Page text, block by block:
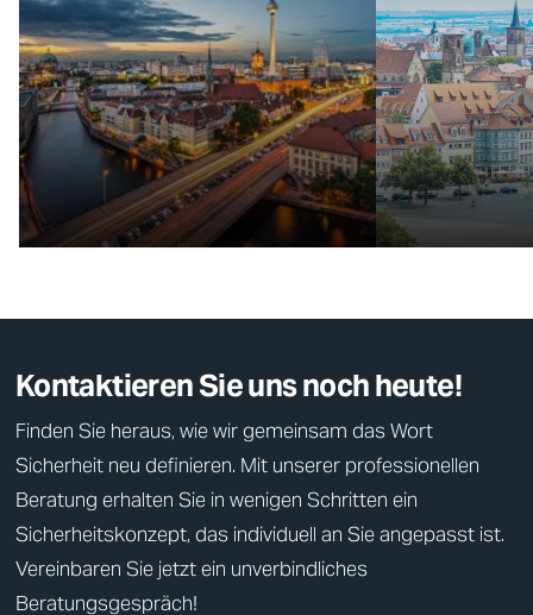
Kontaktieren Sie uns noch heute!
Finden Sie heraus, wie wir gemeinsam das Wort
Sicherheit neu definieren. Mit unserer professionellen
Beratung erhalten Sie in wenigen Schritten ein
Sicherheitskonzept, das individuell an Sie angepasst ist.
Vereinbaren Sie jetzt ein unverbindliches
Beratungsgespräch!